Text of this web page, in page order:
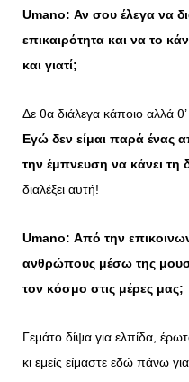
Umano: Αν σου έλεγα να
επικαιρότητα και να το
και γιατί;
Δε θα διάλεγα κάποιο αλλά
Εγώ δεν είμαι παρά ένας
την έμπνευση να κάνει τη
διαλέξει αυτή!
Umano: Από την
ανθρώπους μέσω της
τον κόσμο στις μέρες μας;
Γεμάτο δίψα για ελπίδα,
κι εμείς είμαστε εδώ πάνω